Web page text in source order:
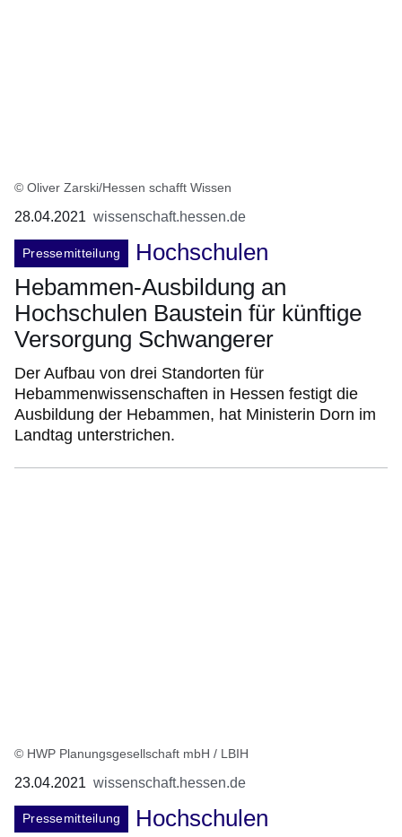
© Oliver Zarski/Hessen schafft Wissen
28.04.2021 wissenschaft.hessen.de
Pressemitteilung
Hochschulen
Hebammen-Ausbildung an
Hochschulen Baustein für künftige
Versorgung Schwangerer
Der Aufbau von drei Standorten für
Hebammenwissenschaften in Hessen festigt die
Ausbildung der Hebammen, hat Ministerin Dorn im
Landtag unterstrichen.
© HWP Planungsgesellschaft mbH / LBIH
23.04.2021 wissenschaft.hessen.de
Pressemitteilung
Hochschulen